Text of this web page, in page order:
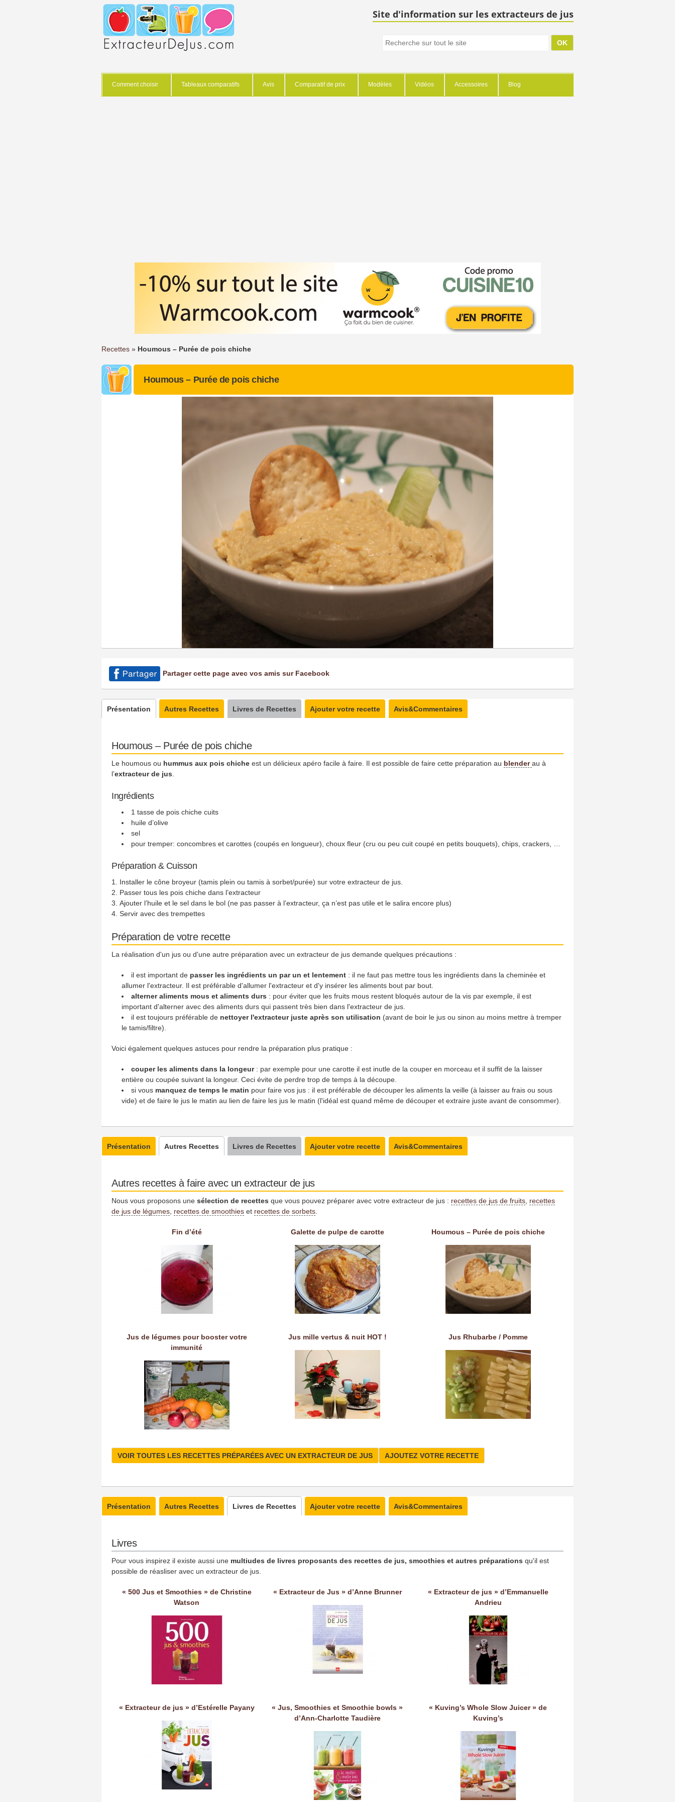
Site d'information sur les extracteurs de jus
Comment choisir Tableaux comparatifs Avis Comparatif de prix Modèles Vidéos Accessoires Blog
Recettes » Houmous – Purée de pois chiche
Houmous – Purée de pois chiche
Partager cette page avec vos amis sur Facebook
Présentation Autres Recettes Livres de Recettes Ajouter votre recette Avis&Commentaires
Houmous – Purée de pois chiche
Le houmous ou hummus aux pois chiche est un délicieux apéro facile à faire. Il est possible de faire cette préparation au blender au à
l’extracteur de jus
Ingrédients
1 tasse de pois chiche cuits
huile d’olive
sel
pour tremper: concombres et carottes (coupés en longueur), choux fleur (cru ou peu cuit coupé en petits bouquets), chips, crackers, …
Préparation & Cuisson
Installer le cône broyeur (tamis plein ou tamis à sorbet/purée) sur votre extracteur de jus.
Passer tous les pois chiche dans l’extracteur
Ajouter l’huile et le sel dans le bol (ne pas passer à l’extracteur, ça n’est pas utile et le salira encore plus)
Servir avec des trempettes
Préparation de votre recette
La réalisation d'un jus ou d'une autre préparation avec un extracteur de jus demande quelques précautions :
il est important de passer les ingrédients un par un et lentement : il ne faut pas mettre tous les ingrédients dans la cheminée et
allumer l'extracteur. Il est préférable d'allumer l'extracteur et d'y insérer les aliments bout par bout.
alterner aliments mous et aliments durs : pour éviter que les fruits mous restent bloqués autour de la vis par exemple, il est
important d'alterner avec des aliments durs qui passent très bien dans l'extracteur de jus.
il est toujours préférable de nettoyer l'extracteur juste après son utilisation (avant de boir le jus ou sinon au moins mettre à tremper
le tamis/filtre).
Voici également quelques astuces pour rendre la préparation plus pratique :
couper les aliments dans la longeur: par exemple pour une carotte il est inutle de la couper en morceau et il suffit de la laisser
entière ou coupée suivant la longeur. Ceci évite de perdre trop de temps à la découpe.
si vous manquez de temps le matin pour faire vos jus : il est préférable de découper les aliments la veille (à laisser au frais ou sous
vide) et de faire le jus le matin au lien de faire les jus le matin (l'idéal est quand même de découper et extraire juste avant de consommer).
Présentation Autres Recettes Livres de Recettes Ajouter votre recette Avis&Commentaires
Autres recettes à faire avec un extracteur de jus
Nous vous proposons une sélection de recettes que vous pouvez préparer avec votre extracteur de jus : recettes de jus de fruits recettes
de jus de légumes recettes de smoothies et recettes de sorbets
Fin d’été Galette de pulpe de carotte Houmous – Purée de pois chiche
Jus de légumes pour booster votre
immunité
Jus mille vertus & nuit HOT ! Jus Rhubarbe / Pomme
VOIR TOUTES LES RECETTES PRÉPARÉES AVEC UN EXTRACTEUR DE JUS AJOUTEZ VOTRE RECETTE
Présentation Autres Recettes Livres de Recettes Ajouter votre recette Avis&Commentaires
Livres
Pour vous inspirez il existe aussi une multiudes de livres proposants des recettes de jus, smoothies et autres préparations qu'il est
possible de réasliser avec un extracteur de jus.
« 500 Jus et Smoothies » de Christine
Watson
« Extracteur de Jus » d’Anne Brunner
« Extracteur de jus » d’Emmanuelle
Andrieu
« Extracteur de jus » d’Estérelle Payany
« Jus, Smoothies et Smoothie bowls »
d’Ann-Charlotte Taudière
« Kuving’s Whole Slow Juicer » de
Kuving’s